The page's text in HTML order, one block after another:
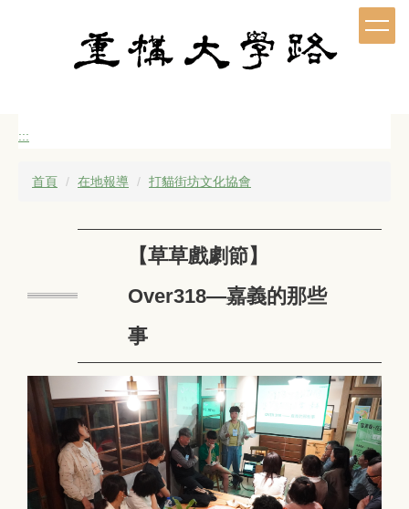
:::
首頁 在地報導 打貓街坊文化協會
【草草戲劇節】
Over318—嘉義的那些
事